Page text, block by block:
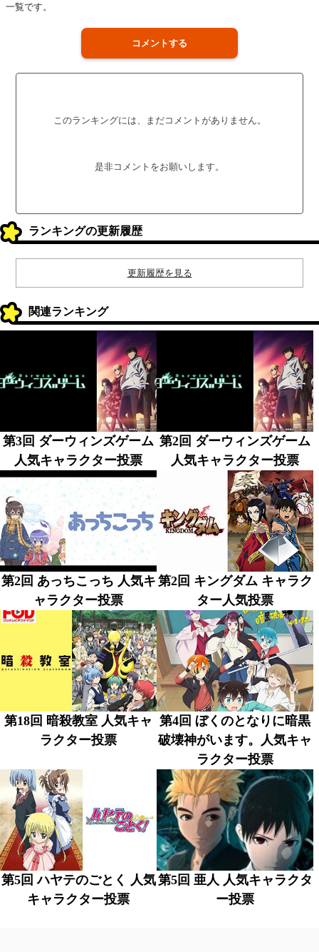
一覧です。
コメントする
このランキングには、まだコメントがありません。
是非コメントをお願いします。
ランキングの更新履歴
更新履歴を見る
関連ランキング
第3回 ダーウィンズゲーム
人気キャラクター投票
第2回 ダーウィンズゲーム
人気キャラクター投票
第2回 あっちこっち 人気キ
ャラクター投票
第2回 キングダム キャラク
ター人気投票
第18回 暗殺教室 人気キャ
ラクター投票
第4回 ぼくのとなりに暗黒
破壊神がいます。人気キャ
ラクター投票
第5回 ハヤテのごとく 人気
キャラクター投票
第5回 亜人 人気キャラクタ
ー投票